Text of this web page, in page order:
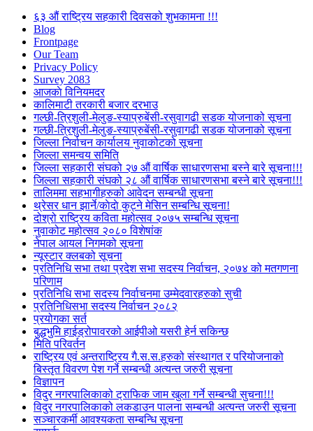
६३ औं राष्ट्रिय सहकारी दिवसको शुभकामना !!!
Blog
Frontpage
Our Team
Privacy Policy
Survey 2083
आजकाे विनियमदर
कालिमाटी तरकारी बजार दरभाउ
गल्छी-त्रिशुली-मेलुङ-स्याप्रुबेंसी-रसुवागढी सडक योजनाको सूचना
गल्छी-त्रिशुली-मेलुङ-स्याप्रुबेंसी-रसुवागढी सडक योजनाको सूचना
जिल्ला निर्वाचन कार्यालय नुवाकोटको सूचना
जिल्ला समन्वय समिति
जिल्ला सहकारी संघको २७ औं वार्षिक साधारणसभा बस्ने बारे सूचना!!!
जिल्ला सहकारी संघको २८ औं वार्षिक साधारणसभा बस्ने बारे सूचना!!!
तालिममा सहभागीहरुको आवेदन सम्बन्धी सूचना
थ्रेसर धान झार्ने/काेदाे कुट्ने मेसिन सम्बन्धि सूचना!
दोश्रो राष्ट्रिय कविता महोत्सव २०७५ सम्बन्धि सूचना
नुवाकोट महोत्सव २०८० विशेषांक
नेपाल आयल निगमको सूचना
न्यूस्टार क्लबको सूचना
प्रतिनिधि सभा तथा प्रदेश सभा सदस्य निर्वाचन, २०७४ को मतगणना
परिणाम
प्रतिनिधि सभा सदस्य निर्वाचनमा उम्मेदवारहरुको सुची
प्रतिनिधिसभा सदस्य निर्वाचन २०८२
प्रयोगका सर्त
बुद्धभुमि हाईड्रोपावरको आईपीओ यसरी हेर्न सकिन्छ
मिति परिवर्तन
राष्ट्रिय एवं अन्तराष्ट्रिय गै.स.स.हरुको संस्थागत र परियोजनाको
बिस्तृत विवरण पेश गर्ने सम्बन्धी अत्यन्त जरुरी सूचना
विज्ञापन
विदुर नगरपालिकाको ट्राफिक जाम खुला गर्ने सम्बन्धी सुचना!!!
विदुर नगरपालिकाको लकडाउन पालना सम्बन्धी अत्यन्त जरुरी सूचना
सञ्चारकर्मी आवश्यकता सम्बन्धि सूचना